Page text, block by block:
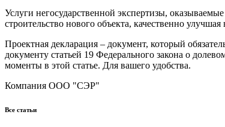
Услуги негосударственной экспертизы,
строительство нового объекта, качественно
Проектная декларация – документ, который
документу статьей 19 Федерального закона о
моменты в этой статье. Для вашего удобства.
Компания ООО "СЭР"
Все статьи